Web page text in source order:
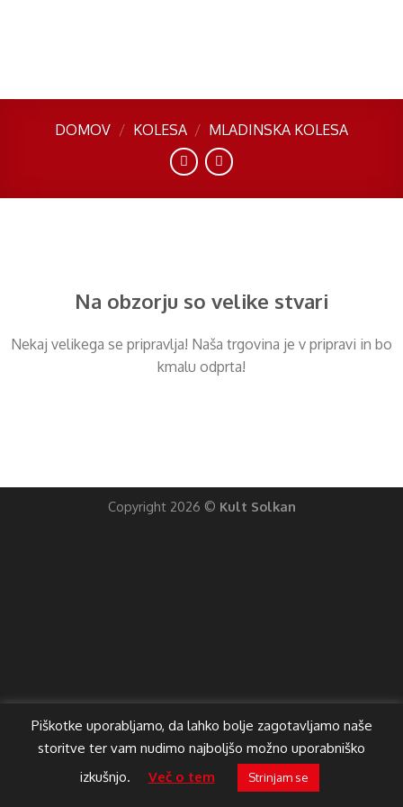
DOMOV / KOLESA / MLADINSKA KOLESA
Na obzorju so velike stvari
Nekaj ​​velikega se pripravlja! Naša trgovina je v pripravi in ​​bo
kmalu odprta!
Piškotke uporabljamo, da lahko bolje zagotavljamo naše
storitve ter vam nudimo najboljšo možno uporabniško
izkušnjo.
Več o tem Strinjam se
Copyright 2026 © Kult Solkan